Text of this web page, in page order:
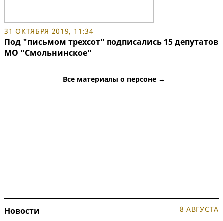
31 ОКТЯБРЯ 2019, 11:34
Под "письмом трехсот" подписались 15 депутатов
МО "Смольнинское"
Все материалы о персоне →
Новости 8 АВГУСТА